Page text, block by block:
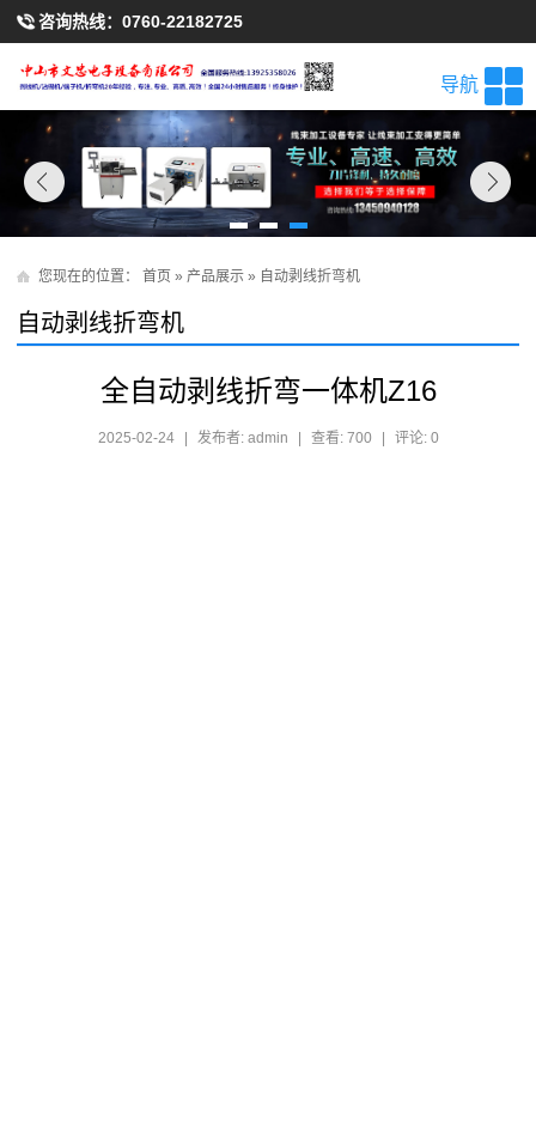
咨询热线： 0760-22182725
导航
您现在的位置： 首页 » 产品展示 » 自动剥线折弯机
自动剥线折弯机
全自动剥线折弯一体机Z16
2025-02-24 | 发布者: admin | 查看: 700 | 评论: 0